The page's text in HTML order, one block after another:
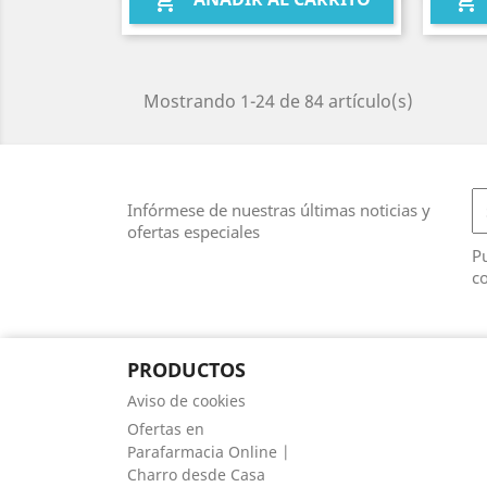
Mostrando 1-24 de 84 artículo(s)
Infórmese de nuestras últimas noticias y
ofertas especiales
PRODUCTOS
Aviso de cookies
Ofertas en
Parafarmacia Online |
Charro desde Casa